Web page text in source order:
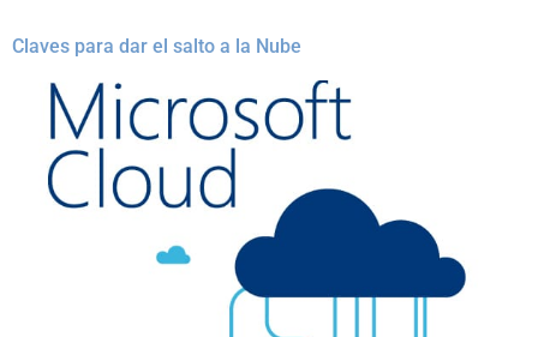
Claves para dar el salto a la Nube